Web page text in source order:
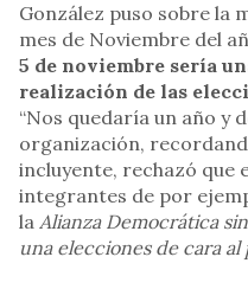
González puso sobre la
mes de Noviembre del
5 de noviembre sería
realización de las
“Nos quedaría un año y
organización,
incluyente, rechazó que
integrantes de por
la Alianza Democrática
una elecciones de cara